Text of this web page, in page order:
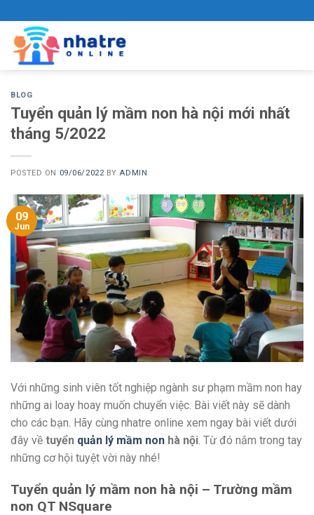
to
content
BLOG
Tuyển quản lý mầm non hà nội mới nhất
tháng 5/2022
POSTED ON 09/06/2022 BY ADMIN
09
Jun
Với những sinh viên tốt nghiệp ngành sư phạm mầm non hay
những ai loay hoay muốn chuyển việc. Bài viết này sẽ dành
cho các bạn. Hãy cùng nhatre online xem ngay bài viết dưới
đây về tuyển quản lý mầm non hà nội. Từ đó nắm trong tay
những cơ hội tuyệt vời này nhé!
Tuyển quản lý mầm non hà nội – Trường mầm
non QT NSquare